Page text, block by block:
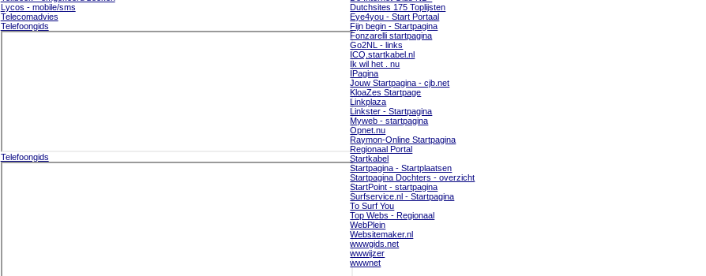
Lycos - mobile/sms
Telecomadvies
Telefoongids
Telefoongids
Dutchsites 175 Toplijsten
Eye4you - Start Portaal
Fijn begin - Startpagina
Fonzarelli startpagina
Go2NL - links
ICQ.startkabel.nl
Ik wil het . nu
IPagina
Jouw Startpagina - cjb.net
KloaZes Startpage
Linkplaza
Linkster - Startpagina
Myweb - startpagina
Opnet.nu
Raymon-Online Startpagina
Regionaal Portal
Startkabel
Startpagina - Startplaatsen
Startpagina Dochters - overzicht
StartPoint - startpagina
Surfservice.nl - Startpagina
To Surf You
Top Webs - Regionaal
WebPlein
Websitemaker.nl
wwwgids.net
wwwijzer
wwwnet